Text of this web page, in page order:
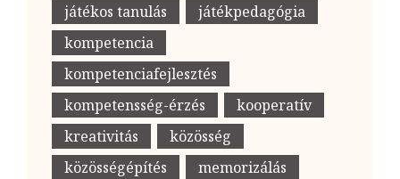
játékos tanulás
játékpedagógia
kompetencia
kompetenciafejlesztés
kompetensség-érzés
kooperatív
kreativitás
közösség
közösségépítés
memorizálás